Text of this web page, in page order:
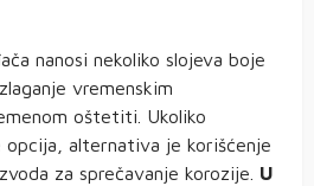
nanosi nekoliko slojeva boje
vremenskim
oštetiti. Ukoliko
opcija, alternativa je korišćenje
za sprečavanje korozije. U